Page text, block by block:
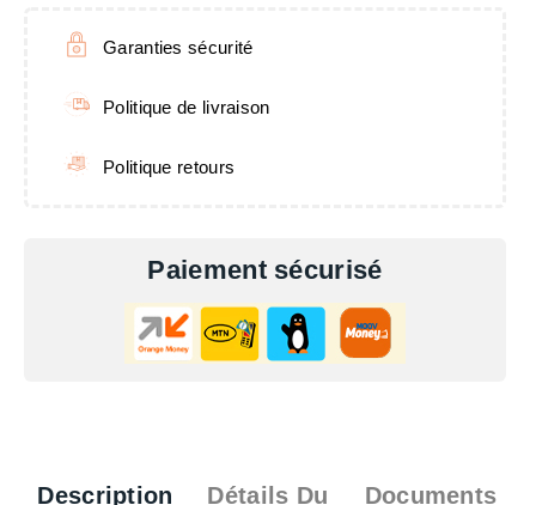
Garanties sécurité
Politique de livraison
Politique retours
Paiement sécurisé
Description
Détails Du
Documents